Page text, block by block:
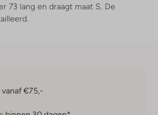
73 lang en draagt maat S. De
vanaf €75,-